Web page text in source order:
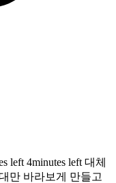
left 4minutes left 대체
만 바라보게 만들고